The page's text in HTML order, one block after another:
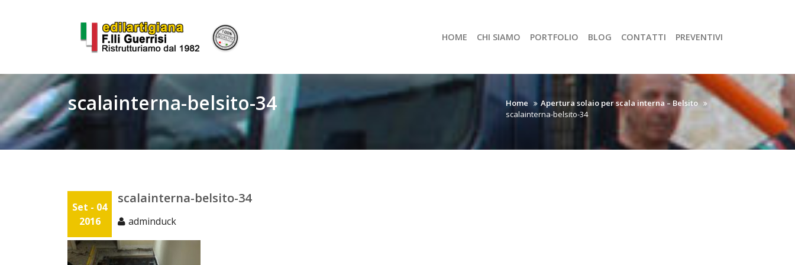
HOME CHI SIAMO PORTFOLIO BLOG CONTATTI PREVENTIVI
scalainterna-belsito-34 Home
Apertura solaio per scala interna – Belsito
scalainterna-belsito-34
Set - 04
2016
scalainterna-belsito-34
adminduck